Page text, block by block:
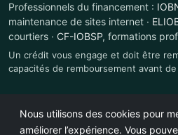
Professionnels du financement :
maintenance de sites internet ·
courtiers · CF-IOBSP, formations
Un crédit vous engage et doit être
capacités de remboursement avant
Nous utilisons des cookies pour
améliorer l’expérience. Vous